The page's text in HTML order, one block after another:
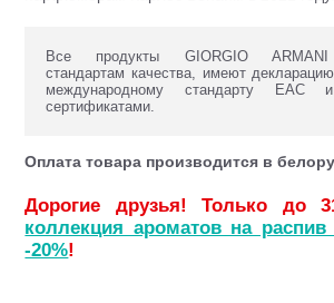
Все продукты GIORGIO ARMANI
стандартам качества, имеют
международному стандарту ЕАС
сертификатами.
Оплата товара производится в
Дорогие друзья! Только до
коллекция ароматов на
-20%!